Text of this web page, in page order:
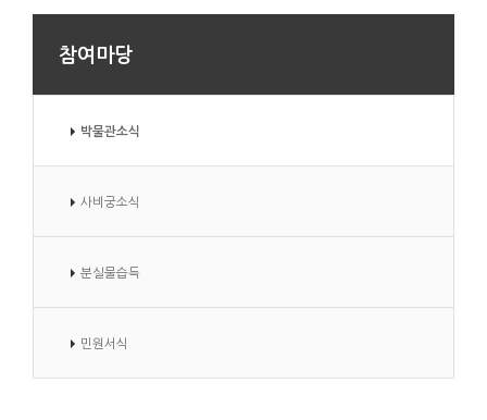
참여마당
박물관소식
사비궁소식
분실물습득
민원서식